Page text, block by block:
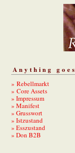
Anything goes
» Rebellmarkt
» Core Assets
» Impressum
» Manifest
» Grusswort
» Istzustand
» Esszustand
» Don B2B